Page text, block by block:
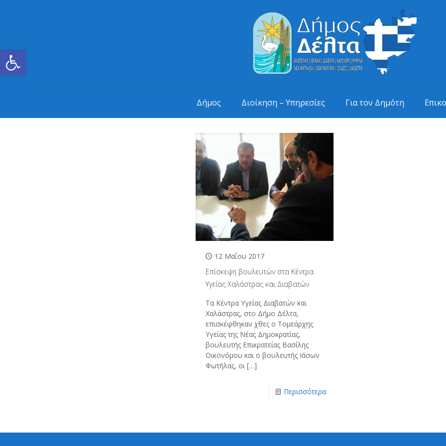
Ανοίξτε τη γραμμή εργαλείων
Δήμος Διοίκηση – Υπηρεσίες Για τον Δημότη
12 Μαΐου 2017
Επίσκεψη βουλευτών στα Κέντρα
Υγείας Χαλάστρας και Διαβατών
Τα Κέντρα Υγείας Διαβατών και
Χαλάστρας, στο Δήμο Δέλτα,
επισκέφθηκαν χθες ο Τομεάρχης
Υγείας της Νέας Δημοκρατίας,
βουλευτής Επικρατείας Βασίλης
Οικονόμου και ο βουλευτής Ιάσων
Φωτήλας, οι[…]
Περισσότερα